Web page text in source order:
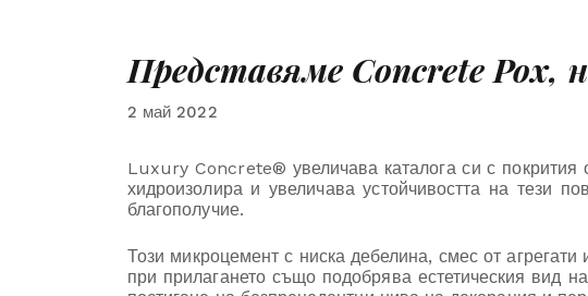
Представяме Concrete Pox,
2 май 2022
Luxury Concrete® увеличава каталога си с покрития
хидроизолира и увеличава устойчивостта на тези
благополучие.
Този микроцемент с ниска дебелина, смес от
при прилагането също подобрява естетическия вид